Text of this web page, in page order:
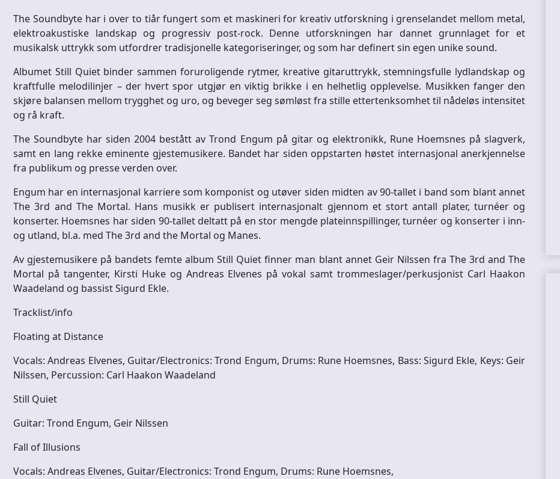
The Soundbyte har i over to tiår fungert som et maskineri for kreativ utforskning i grenselandet mellom metal,
elektroakustiske landskap og progressiv post-rock. Denne utforskningen har dannet grunnlaget for et
musikalsk uttrykk som utfordrer tradisjonelle kategoriseringer, og som har definert sin egen unike sound.
Albumet Still Quiet binder sammen foruroligende rytmer, kreative gitaruttrykk, stemningsfulle lydlandskap og
kraftfulle melodilinjer – der hvert spor utgjør en viktig brikke i en helhetlig opplevelse. Musikken fanger den
skjøre balansen mellom trygghet og uro, og beveger seg sømløst fra stille ettertenksomhet til nådeløs intensitet
og rå kraft.
The Soundbyte har siden 2004 bestått av Trond Engum på gitar og elektronikk, Rune Hoemsnes på slagverk,
samt en lang rekke eminente gjestemusikere. Bandet har siden oppstarten høstet internasjonal anerkjennelse
fra publikum og presse verden over.
Engum har en internasjonal karriere som komponist og utøver siden midten av 90-tallet i band som blant annet
The 3rd and The Mortal. Hans musikk er publisert internasjonalt gjennom et stort antall plater, turnéer og
konserter. Hoemsnes har siden 90-tallet deltatt på en stor mengde plateinnspillinger, turnéer og konserter i inn-
og utland, bl.a. med The 3rd and the Mortal og Manes.
Av gjestemusikere på bandets femte album Still Quiet finner man blant annet Geir Nilssen fra The 3rd and The
Mortal på tangenter, Kirsti Huke og Andreas Elvenes på vokal samt trommeslager/perkusjonist Carl Haakon
Waadeland og bassist Sigurd Ekle.
Tracklist/info
Floating at Distance
Vocals: Andreas Elvenes, Guitar/Electronics: Trond Engum, Drums: Rune Hoemsnes, Bass: Sigurd Ekle, Keys: Geir
Nilssen, Percussion: Carl Haakon Waadeland
Still Quiet
Guitar: Trond Engum, Geir Nilssen
Fall of Illusions
Vocals: Andreas Elvenes, Guitar/Electronics: Trond Engum, Drums: Rune Hoemsnes,